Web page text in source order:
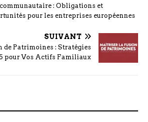
: Obligations et
pour les entreprises européennes
SUIVANT
Patrimoines : Stratégies
pour Vos Actifs Familiaux